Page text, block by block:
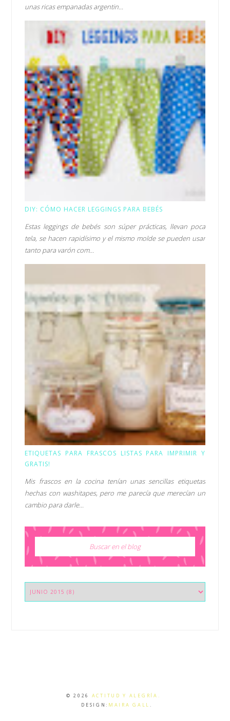
unas ricas empanadas argentin...
DIY: CÓMO HACER LEGGINGS PARA BEBÉS
Estas leggings de bebés son súper prácticas, llevan poca
tela, se hacen rapidísimo y el mismo molde se pueden usar
tanto para varón com...
ETIQUETAS PARA FRASCOS LISTAS PARA IMPRIMIR Y
GRATIS!
Mis frascos en la cocina tenían unas sencillas etiquetas
hechas con washitapes, pero me parecía que merecían un
cambio para darle...
©2026 ACTITUD Y ALEGRÍA.
DESIGN: MAIRA GALL.